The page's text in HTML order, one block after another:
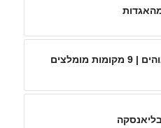
הרי הטטרה הגבוהים | 9 מקומות מומלצים